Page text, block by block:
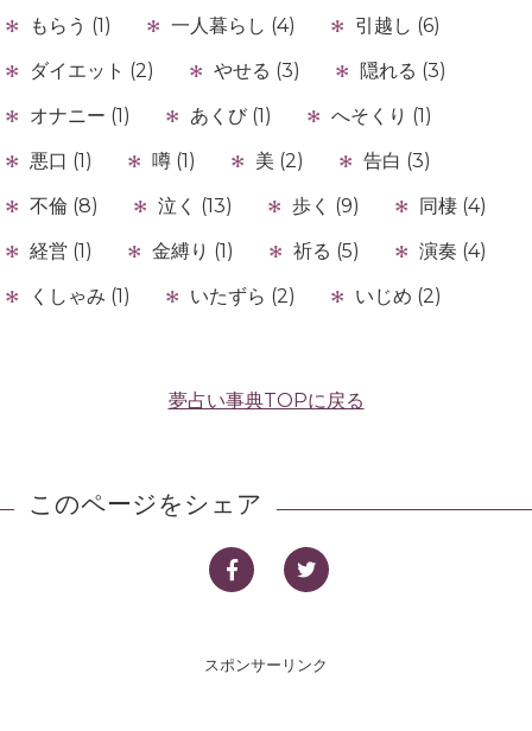
もらう (1)
一人暮らし (4)
引越し (6)
ダイエット (2)
やせる (3)
隠れる (3)
オナニー (1)
あくび (1)
へそくり (1)
悪口 (1)
噂 (1) 美 (2)
告白 (3)
不倫 (8)
泣く (13) 歩く (9)
同棲 (4)
経営 (1)
金縛り (1) 祈る (5)
演奏 (4)
くしゃみ (1)
いたずら (2) いじめ (2)
夢占い事典TOPに戻る
このページをシェア
スポンサーリンク